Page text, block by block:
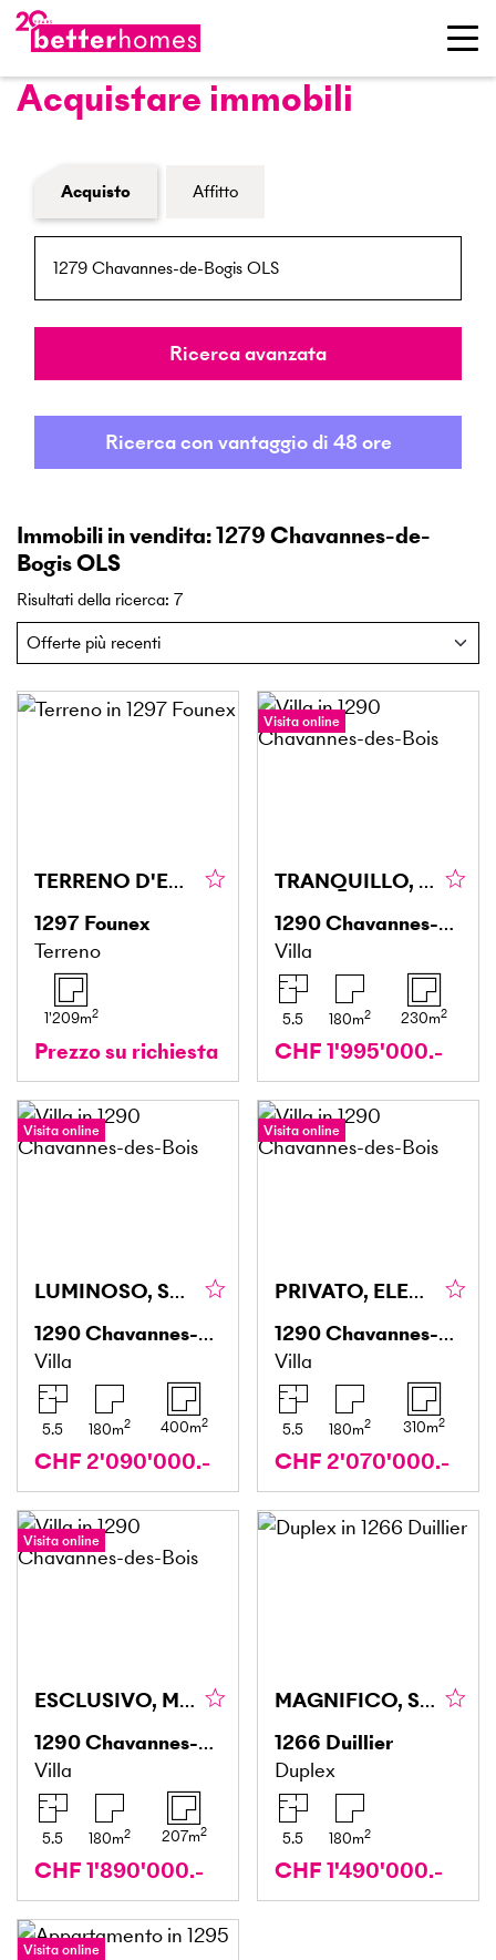
Acquistare immobili
Modulo di ricerca immobiliare
Acquisto Affitto
NPA / Località
Raggio
Ricerca avanzata
Ricerca con vantaggio di 48 ore
Immobili in vendita: 1279 Chavannes-de-
Bogis OLS
Risultati della ricerca: 7
TERRENO D'ECCEZIONE CON LICENZA IN VIGORE!
1297 Founex
Terreno
1'209m2
Prezzo su richiesta
Visita online
TRANQUILLO, SPAZIOSO & ELEGANTE
1290Chavannes-des-Bois
Villa
5.5 180m2 230m2
CHF 1'995'000.-
Visita online
LUMINOSO, SPAZIOSO & CONFORTEVOLE
1290Chavannes-des-Bois
Villa
5.5 180m2 400m2
CHF 2'090'000.-
Visita online
PRIVATO, ELEGANTE & ADATTO ALLE FAMIGLIE
1290Chavannes-des-Bois
Villa
5.5 180m2 310m2
CHF 2'070'000.-
Visita online
ESCLUSIVO, MODERNO & CON GIARDINO
1290Chavannes-des-Bois
Villa
5.5 180m2 207m2
CHF 1'890'000.-
MAGNIFICO, SPAZIOSO, RINNOVATO CON VISTA LIBERA
1266 Duillier
Duplex
5.5 180m2
CHF 1'490'000.-
Visita online